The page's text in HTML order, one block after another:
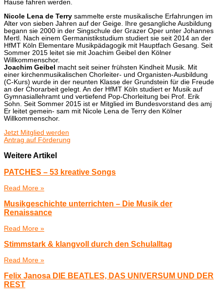
Hause fahren werden.
Nicole Lena de Terry sammelte erste musikalische Erfahrungen im
Alter von sieben Jahren auf der Geige. Ihre gesangliche Ausbildung
begann sie 2000 in der Singschule der Grazer Oper unter Johannes
Mertl. Nach einem Germanistikstudium studiert sie seit 2014 an der
HfMT Köln Elementare Musikpädagogik mit Hauptfach Gesang. Seit
Sommer 2015 leitet sie mit Joachim Geibel den Kölner
Willkommenschor.
Joachim Geibel macht seit seiner frühsten Kindheit Musik. Mit
einer kirchenmusikalischen Chorleiter- und Organisten-Ausbildung
(C-Kurs) wurde in der neunten Klasse der Grundstein für die Freude
an der Chorarbeit gelegt. An der HfMT Köln studiert er Musik auf
Gymnasiallehramt und vertiefend Pop-Chorleitung bei Prof. Erik
Sohn. Seit Sommer 2015 ist er Mitglied im Bundesvorstand des amj
Er leitet gemein- sam mit Nicole Lena de Terry den Kölner
Willkommenschor.
Jetzt Mitglied werden
Antrag auf Förderung
Weitere Artikel
PATCHES – 53 kreative Songs
Read More »
Musikgeschichte unterrichten – Die Musik der
Renaissance
Read More »
Stimmstark & klangvoll durch den Schulalltag
Read More »
Felix Janosa DIE BEATLES, DAS UNIVERSUM UND DER
REST